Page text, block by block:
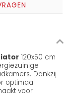
120x50 cm
Dankzij
optimaal
voor